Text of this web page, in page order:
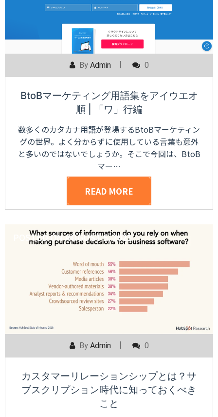
By Admin 0
BtoBマーケティング用語集をアイウエオ
順 | 「ワ」行編
数多くのカタカナ用語が登場するBtoBマーケティン
グの世界。よく分からずに使用している言葉も意外
と多いのではないでしょうか。そこで今回は、BtoB
マー…
READ MORE
POSTED ONAUGUST 5, 2021
By Admin 0
カスタマーリレーションシップとは？サ
ブスクリプション時代に知っておくべき
こと